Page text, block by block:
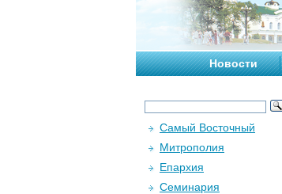
Новости
Самый Восточный
Митрополия
Епархия
Семинария